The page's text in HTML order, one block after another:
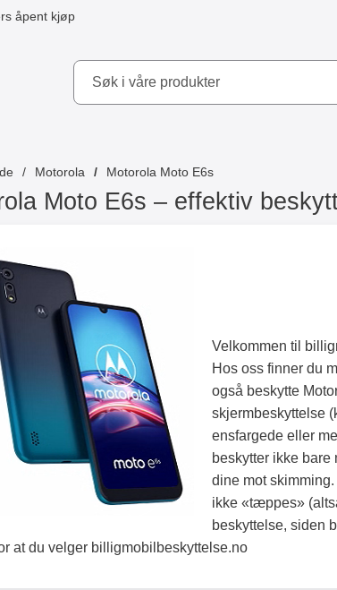
åpent kjøp
AB
Motorola Motorola Moto E6s
Moto E6s – effektiv
Velkommen til
Hos oss finner du
også beskytte
skjermbeskyttelse
ensfargede eller
beskytter ikke bare
dine mot
ikke «tæppes»
beskyttelse, siden
at du velger billigmobilbeskyttelse.no